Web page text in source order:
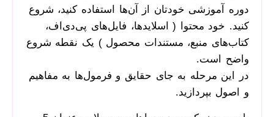
دوره آموزشی خودتان از آن‌ها استفاده کنید، شروع
کنید. خود محتوا ( اسلایدها، فایل‌های پی‌دی‌اف،
کتاب‌های منبع، مستندات محصول ) یک نقطه شروع
واضح است.
در این مرحله به جای حقایق و فرمول‌ها به مفاهیم
و اصول بپردازید.